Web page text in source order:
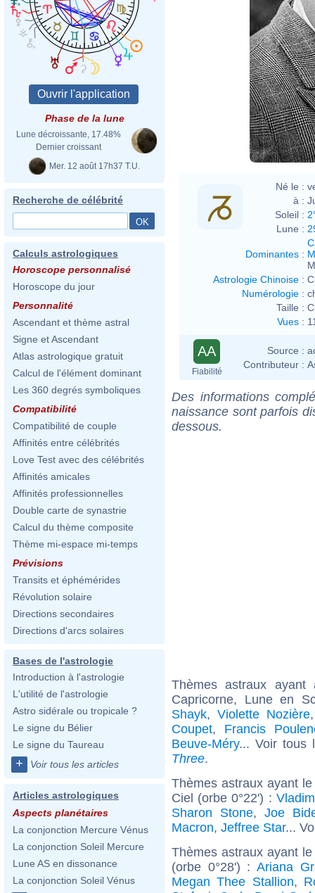
Phase de la lune
Lune décroissante, 17.48%
Dernier croissant
Mer. 12 août 17h37 T.U.
Recherche de célébrité
Calculs astrologiques
Horoscope personnalisé
Horoscope du jour
Personnalité
Ascendant et thème astral
Signe et Ascendant
Atlas astrologique gratuit
Calcul de l'élément dominant
Les 360 degrés symboliques
Compatibilité
Compatibilité de couple
Affinités entre célébrités
Love Test avec des célébrités
Affinités amicales
Affinités professionnelles
Double carte de synastrie
Calcul du thème composite
Thème mi-espace mi-temps
Prévisions
Transits et éphémérides
Révolution solaire
Directions secondaires
Directions d'arcs solaires
Bases de l'astrologie
Introduction à l'astrologie
L'utilité de l'astrologie
Astro sidérale ou tropicale ?
Le signe du Bélier
Le signe du Taureau
+ Voir tous les articles
Articles astrologiques
Aspects planétaires
La conjonction Mercure Vénus
La conjonction Soleil Mercure
Lune AS en dissonance
La conjonction Soleil Vénus
Né le :
à :
Soleil :
Lune :
Dominantes :
Astrologie Chinoise :
Numérologie :
Taille :
Vues :
AA
Fiabilité
Source :
Contributeur :
Des informations
naissance sont parfois
dessous.
Thèmes astraux
Capricorne, Lune en
Shayk,Violette Nozière
Coupet, Francis
Beuve-Méry... Voir tous
Three.
Thèmes astraux ayant
Ciel (orbe 0°22') :
Sharon Stone, Joe
Macron, Jeffree Star...
Thèmes astraux ayant
(orbe 0°28') : Ariana
Megan Thee Stallion,